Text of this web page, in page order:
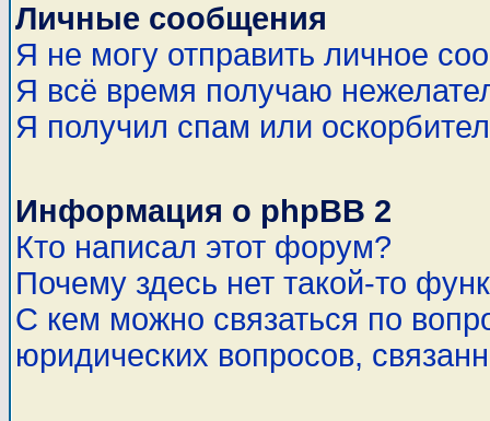
Личные сообщения
Я не могу отправить личное
Я всё время получаю
Я получил спам или
Информация о phpBB 2
Кто написал этот форум?
Почему здесь нет такой-то
С кем можно связаться по
юридических вопросов,